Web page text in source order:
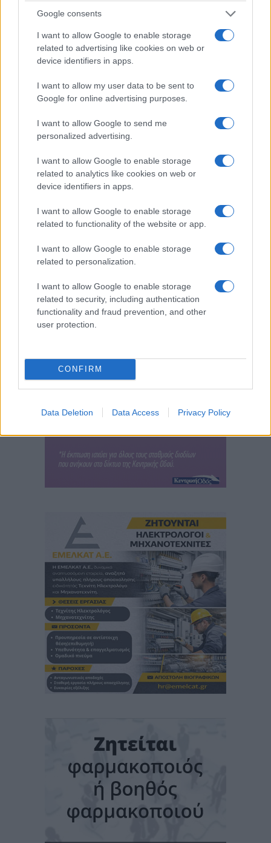
Google consents
I want to allow Google to enable storage
related to advertising like cookies on web or
device identifiers in apps.
I want to allow my user data to be sent to
Google for online advertising purposes.
I want to allow Google to send me
personalized advertising.
I want to allow Google to enable storage
related to analytics like cookies on web or
device identifiers in apps.
I want to allow Google to enable storage
related to functionality of the website or app.
I want to allow Google to enable storage
related to personalization.
I want to allow Google to enable storage
related to security, including authentication
functionality and fraud prevention, and other
user protection.
CONFIRM
Data Deletion Data Access Privacy Policy
Η νεολαία γέμισε την
πλατεία των
Γρεβενών στη μεγάλη
Marseaux
(Βίντεο+Φωτογραφίες)
8 Αυγούστου 2026, 8:02 μμ
Προήχθη σε
Αστυνομικό
Τροχαίας Πτολεμαΐδας
Σπύρος Τάσιος
8 Αυγούστου 2026, 7:38 μμ